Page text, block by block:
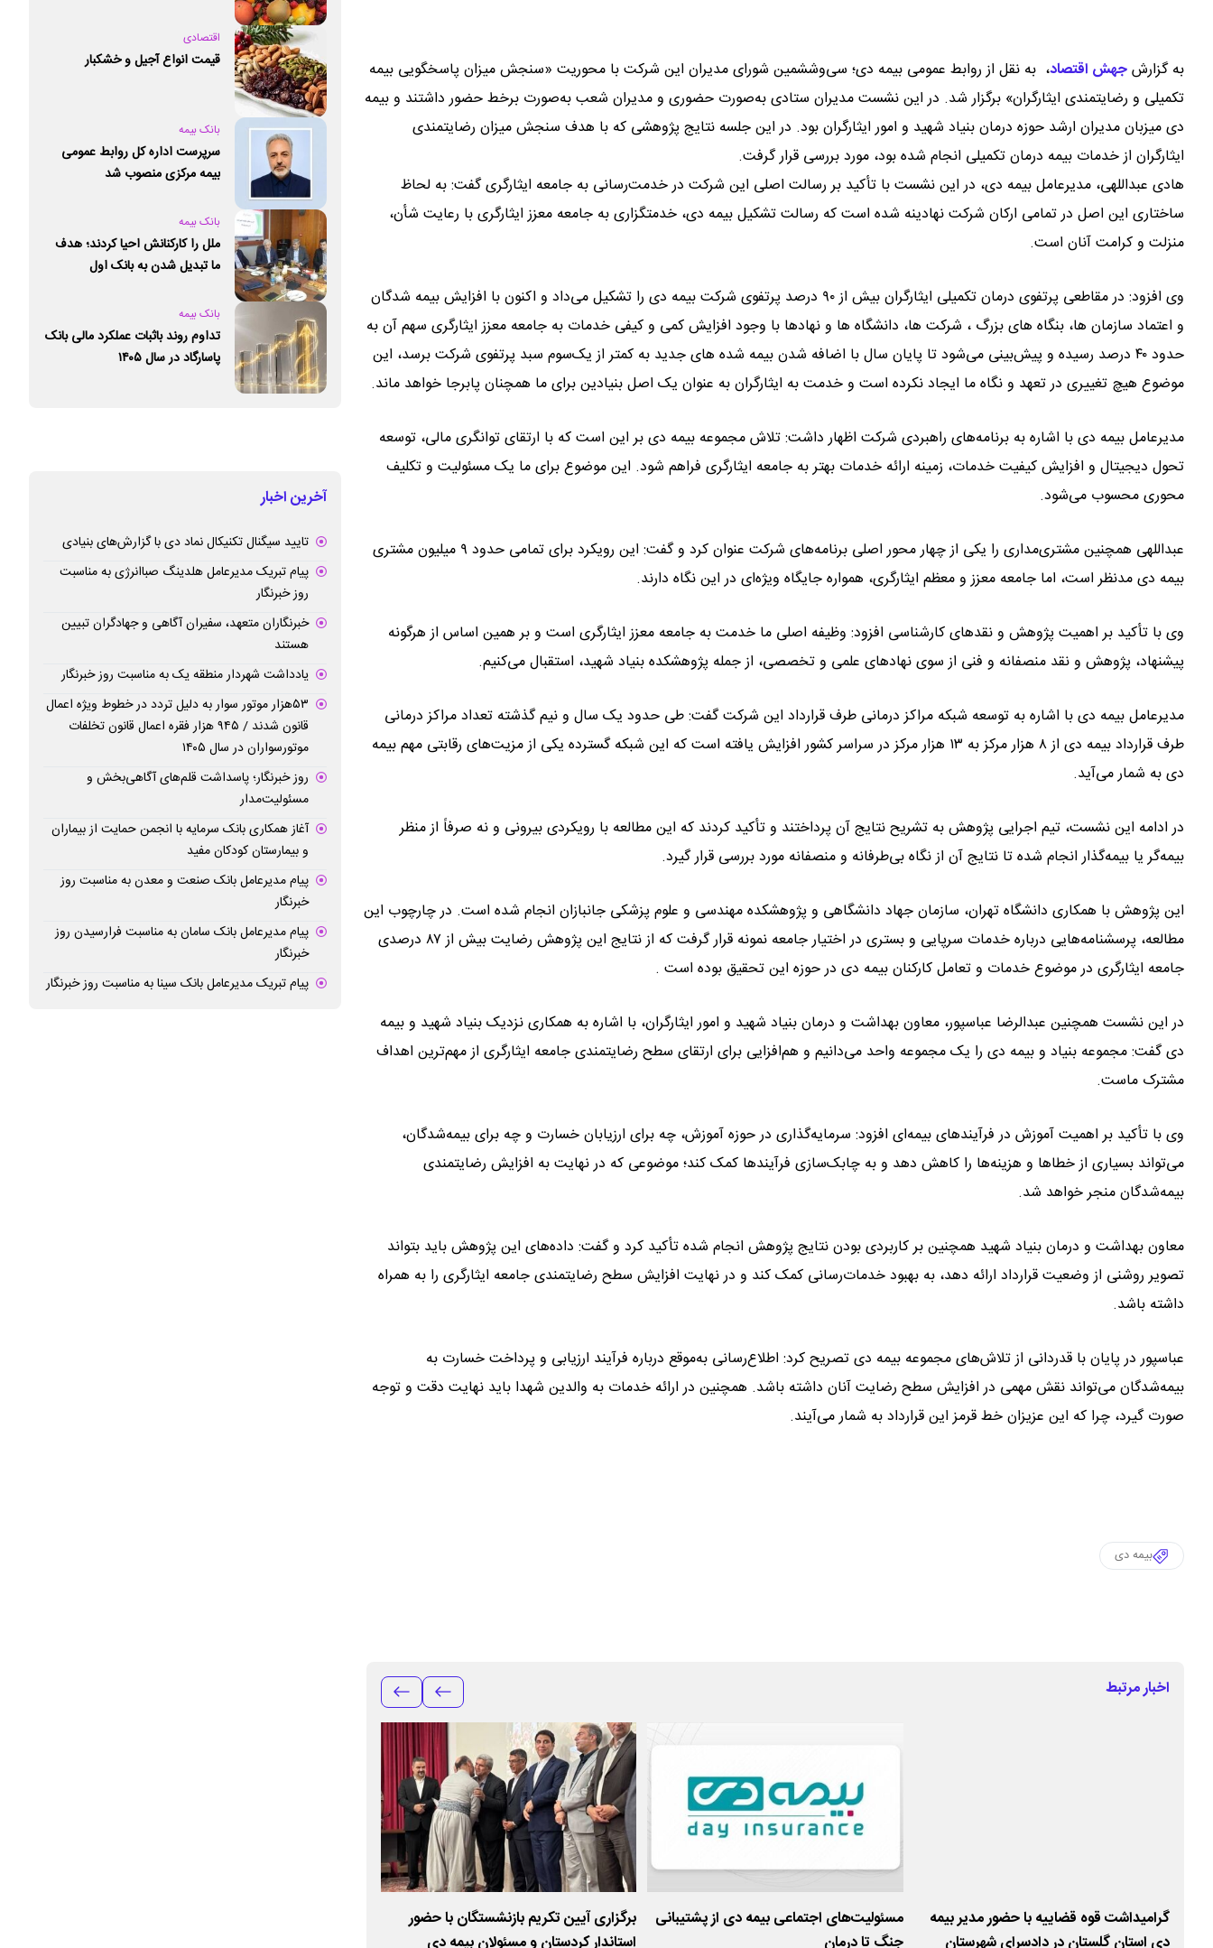
به گزارشجهش اقتصاد، به نقل از روابط عمومی بیمه دی؛ سی‌وششمین شورای مدیران این شرکت با محوریت «سنجش میزان پاسخگویی بیمه
تکمیلی و رضایتمندی ایثارگران» برگزار شد. در این نشست مدیران ستادی به‌صورت حضوری و مدیران شعب به‌صورت برخط حضور داشتند و بیمه
دی میزبان مدیران ارشد حوزه درمان بنیاد شهید و امور ایثارگران بود. در این جلسه نتایج پژوهشی که با هدف سنجش میزان رضایتمندی
ایثارگران از خدمات بیمه درمان تکمیلی انجام شده بود، مورد بررسی قرار گرفت.
هادی عبداللهی، مدیرعامل بیمه دی، در این نشست با تأکید بر رسالت اصلی این شرکت در خدمت‌رسانی به جامعه ایثارگری گفت: به لحاظ
ساختاری این اصل در تمامی ارکان شرکت نهادینه شده است که رسالت تشکیل بیمه دی، خدمتگزاری به جامعه معزز ایثارگری با رعایت شأن،
منزلت و کرامت آنان است.
وی افزود: در مقاطعی پرتفوی درمان تکمیلی ایثارگران بیش از ۹۰ درصد پرتفوی شرکت بیمه دی را تشکیل می‌داد و اکنون با افزایش بیمه شدگان
و اعتماد سازمان ها، بنگاه های بزرگ ، شرکت ها، دانشگاه ها و نهادها با وجود افزایش کمی و کیفی خدمات به جامعه معزز ایثارگری سهم آن به
حدود ۴۰ درصد رسیده و پیش‌بینی می‌شود تا پایان سال با اضافه شدن بیمه شده های جدید به کمتر از یک‌سوم سبد پرتفوی شرکت برسد، این
موضوع هیچ تغییری در تعهد و نگاه ما ایجاد نکرده است و خدمت به ایثارگران به عنوان یک اصل بنیادین برای ما همچنان پابرجا خواهد ماند.
مدیرعامل بیمه دی با اشاره به برنامه‌های راهبردی شرکت اظهار داشت: تلاش مجموعه بیمه دی بر این است که با ارتقای توانگری مالی، توسعه
تحول دیجیتال و افزایش کیفیت خدمات، زمینه ارائه خدمات بهتر به جامعه ایثارگری فراهم شود. این موضوع برای ما یک مسئولیت و تکلیف
محوری محسوب می‌شود.
عبداللهی همچنین مشتری‌مداری را یکی از چهار محور اصلی برنامه‌های شرکت عنوان کرد و گفت: این رویکرد برای تمامی حدود ۹ میلیون مشتری
بیمه دی مدنظر است، اما جامعه معزز و معظم ایثارگری، همواره جایگاه ویژه‌ای در این نگاه دارند.
وی با تأکید بر اهمیت پژوهش و نقدهای کارشناسی افزود: وظیفه اصلی ما خدمت به جامعه معزز ایثارگری است و بر همین اساس از هرگونه
پیشنهاد، پژوهش و نقد منصفانه و فنی از سوی نهادهای علمی و تخصصی، از جمله پژوهشکده بنیاد شهید، استقبال می‌کنیم.
مدیرعامل بیمه دی با اشاره به توسعه شبکه مراکز درمانی طرف قرارداد این شرکت گفت: طی حدود یک سال و نیم گذشته تعداد مراکز درمانی
طرف قرارداد بیمه دی از ۸ هزار مرکز به ۱۳ هزار مرکز در سراسر کشور افزایش یافته است که این شبکه گسترده یکی از مزیت‌های رقابتی مهم بیمه
دی به شمار می‌آید.
در ادامه این نشست، تیم اجرایی پژوهش به تشریح نتایج آن پرداختند و تأکید کردند که این مطالعه با رویکردی بیرونی و نه صرفاً از منظر
بیمه‌گر یا بیمه‌گذار انجام شده تا نتایج آن از نگاه بی‌طرفانه و منصفانه مورد بررسی قرار گیرد.
این پژوهش با همکاری دانشگاه تهران، سازمان جهاد دانشگاهی و پژوهشکده مهندسی و علوم پزشکی جانبازان انجام شده است. در چارچوب این
مطالعه، پرسشنامه‌هایی درباره خدمات سرپایی و بستری در اختیار جامعه نمونه قرار گرفت که از نتایج این پژوهش رضایت بیش از ۸۷ درصدی
جامعه ایثارگری در موضوع خدمات و تعامل کارکنان بیمه دی در حوزه این تحقیق بوده است .
در این نشست همچنین عبدالرضا عباسپور، معاون بهداشت و درمان بنیاد شهید و امور ایثارگران، با اشاره به همکاری نزدیک بنیاد شهید و بیمه
دی گفت: مجموعه بنیاد و بیمه دی را یک مجموعه واحد می‌دانیم و هم‌افزایی برای ارتقای سطح رضایتمندی جامعه ایثارگری از مهم‌ترین اهداف
مشترک ماست.
وی با تأکید بر اهمیت آموزش در فرآیندهای بیمه‌ای افزود: سرمایه‌گذاری در حوزه آموزش، چه برای ارزیابان خسارت و چه برای بیمه‌شدگان،
می‌تواند بسیاری از خطاها و هزینه‌ها را کاهش دهد و به چابک‌سازی فرآیندها کمک کند؛ موضوعی که در نهایت به افزایش رضایتمندی
بیمه‌شدگان منجر خواهد شد.
معاون بهداشت و درمان بنیاد شهید همچنین بر کاربردی بودن نتایج پژوهش انجام شده تأکید کرد و گفت: داده‌های این پژوهش باید بتواند
تصویر روشنی از وضعیت قرارداد ارائه دهد، به بهبود خدمات‌رسانی کمک کند و در نهایت افزایش سطح رضایتمندی جامعه ایثارگری را به همراه
داشته باشد.
عباسپور در پایان با قدردانی از تلاش‌های مجموعه بیمه دی تصریح کرد: اطلاع‌رسانی به‌موقع درباره فرآیند ارزیابی و پرداخت خسارت به
بیمه‌شدگان می‌تواند نقش مهمی در افزایش سطح رضایت آنان داشته باشد. همچنین در ارائه خدمات به والدین شهدا باید نهایت دقت و توجه
صورت گیرد، چرا که این عزیزان خط قرمز این قرارداد به شمار می‌آیند.
بیمه دی
اخبار مرتبط
گرامیداشت قوه قضاییه با حضور مدیر بیمه
مسئولیت‌های اجتماعی بیمه دی از پشتیبانی
برگزاری آیین تکریم بازنشستگان با حضور
اقتصادی
قیمت انواع آجیل و خشکبار
بانک بیمه
سرپرست اداره کل روابط عمومی
بیمه مرکزی منصوب شد
بانک بیمه
ملل را کارکنانش احیا کردند؛ هدف
ما تبدیل شدن به بانک اول
بانک بیمه
تداوم روند باثبات عملکرد مالی بانک
پاسارگاد در سال ۱۴۰۵
آخرین اخبار
تایید سیگنال تکنیکال نماد دی با گزارش‌های بنیادی
پیام تبریک مدیرعامل هلدینگ صباانرژی به مناسبت
روز خبرنگار
خبرنگاران متعهد، سفیران آگاهی و جهادگران تبیین
هستند
یادداشت شهردار منطقه یک به مناسبت روز خبرنگار
۵۳هزار موتور سوار به دلیل تردد در خطوط ویژه اعمال
قانون شدند / ۹۴۵ هزار فقره اعمال قانون تخلفات
موتورسواران در سال ۱۴۰۵
روز خبرنگار؛ پاسداشت قلم‌های آگاهی‌بخش و
مسئولیت‌مدار
آغاز همکاری بانک سرمایه با انجمن حمایت از بیماران
و بیمارستان کودکان مفید
پیام مدیرعامل بانک صنعت و معدن به مناسبت روز
خبرنگار
پیام مدیرعامل بانک سامان به مناسبت فرارسیدن روز
خبرنگار
پیام تبریک مدیرعامل بانک سینا به مناسبت روز خبرنگار